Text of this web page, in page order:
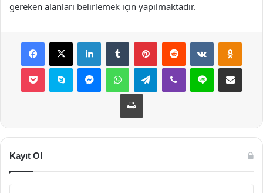
gereken alanları belirlemek için yapılmaktadır.
Facebook
X LinkedInTumblr PinterestReddit VKontakte
Pocket Skype MessengerWhatsAppTelegramViber Line E-Posta ile
Yazdır
Kayıt Ol